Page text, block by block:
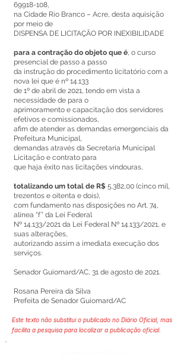
69918-108,
na Cidade Rio Branco – Acre, desta aquisição
por meio de
DISPENSA DE LICITAÇÃO POR INEXIBILIDADE
para a contração do objeto que é, o curso
presencial de passo a passo
da instrução do procedimento licitatório com a
nova lei que é nº 14.133
de 1º de abril de 2021, tendo em vista a
necessidade de para o
aprimoramento e capacitação dos servidores
efetivos e comissionados,
afim de atender as demandas emergenciais da
Prefeitura Municipal,
demandas através da Secretaria Municipal
Licitação e contrato para
que haja êxito nas licitações vindouras,
totalizando um total de R$ 5.382,00 (cinco mil,
trezentos e oitenta e dois),
com fundamento nas disposições no Art. 74,
alínea “f” da Lei Federal
Nº 14.133/2021 da Lei Federal Nº 14.133/2021, e
suas alterações,
autorizando assim a imediata execução dos
serviços.
Senador Guiomard/AC, 31 de agosto de 2021.
Rosana Pereira da Silva
Prefeita de Senador Guiomard/AC
Este texto não substitui o publicado no Diário Oficial, mas
facilita a pesquisa para localizar a publicação oficial.